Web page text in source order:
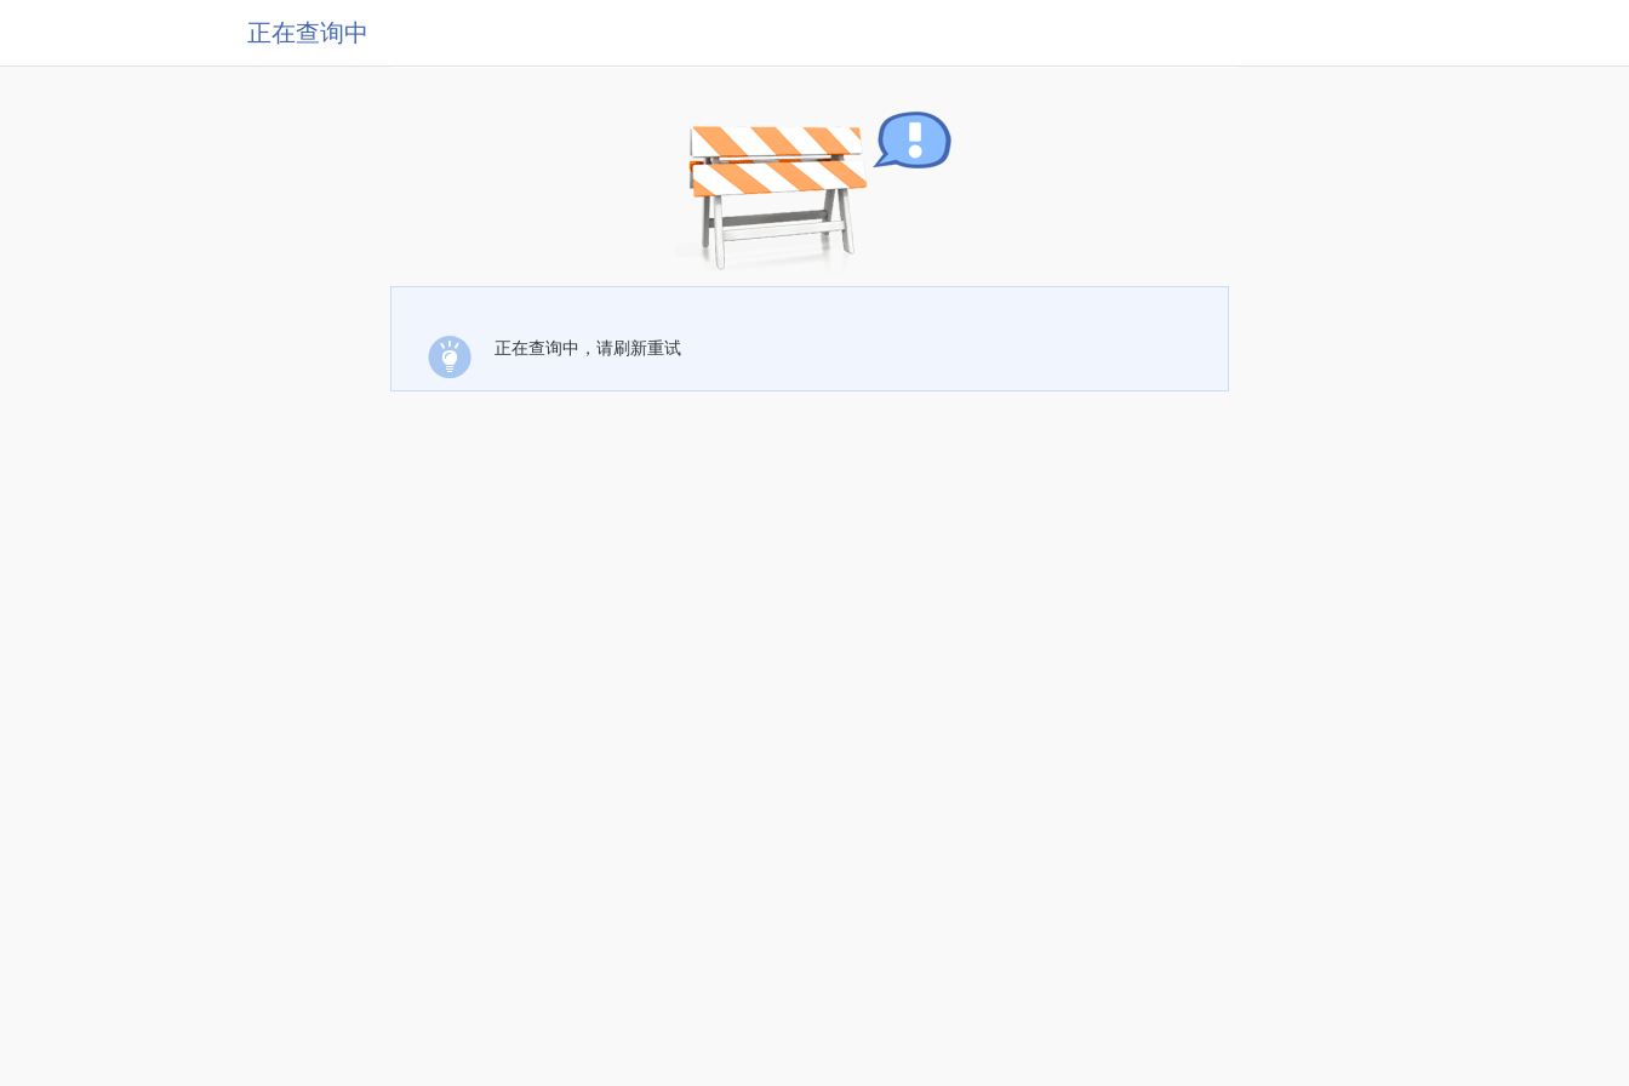
正在查询中
正在查询中，请刷新重试